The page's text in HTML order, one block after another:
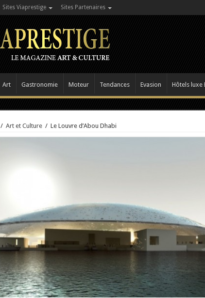
Sites Viaprestige Sites Partenaires
Art Gastronomie Moteur Tendances Evasion Hôtels luxe
/ Art et Culture / Le Louvre d’Abou Dhabi